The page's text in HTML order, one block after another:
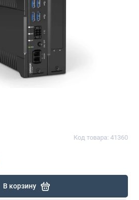
Код товара: 41360
В корзину